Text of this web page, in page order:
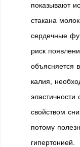
показывают
стакана
сердечные
риск
объясняется
калия,
свойством
потому
гипертонией.